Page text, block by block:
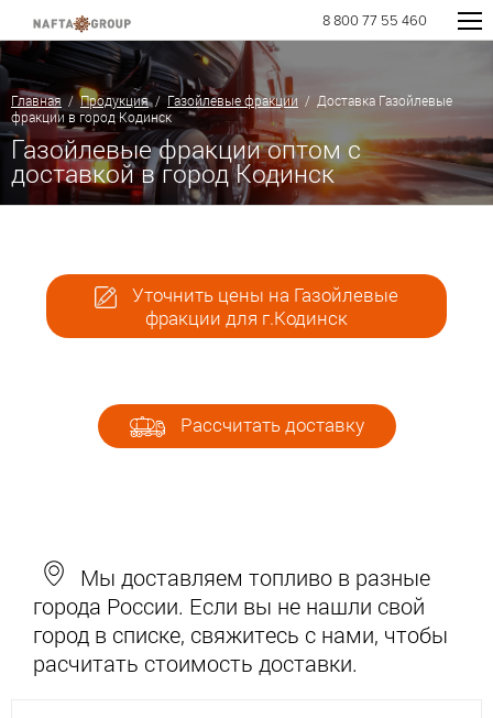
8 800 77 55 460
Главная /Продукция/ Газойлевые фракции / Доставка Газойлевые
фракции в город Кодинск
Газойлевые фракции оптом с
доставкой в город Кодинск
Уточнить цены на Газойлевые
фракции для г.Кодинск
Рассчитать доставку
Мы доставляем топливо в разные
города России. Если вы не нашли свой
город в списке, свяжитесь с нами, чтобы
расчитать стоимость доставки.